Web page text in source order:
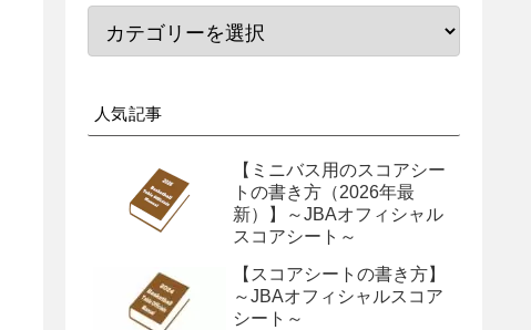
人気記事
【ミニバス用のスコアシー
トの書き方（2026年最
新）】～JBAオフィシャル
スコアシート～
【スコアシートの書き方】
～JBAオフィシャルスコア
シート～